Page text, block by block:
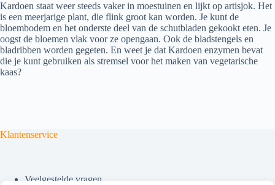
Kardoen staat weer steeds vaker in moestuinen en lijkt op artisjok. Het
is een meerjarige plant, die flink groot kan worden. Je kunt de
bloembodem en het onderste deel van de schutbladen gekookt eten. Je
oogst de bloemen vlak voor ze opengaan. Ook de bladstengels en
bladribben worden gegeten. En weet je dat Kardoen enzymen bevat
die je kunt gebruiken als stremsel voor het maken van vegetarische
kaas?
Klantenservice
Veelgestelde vragen